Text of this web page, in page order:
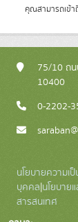
คุณสามารถเข้
75/10 ถน
10400
0-2202-
นโยบายความเ
บุคคล|นโยบาย
สารสนเทศ